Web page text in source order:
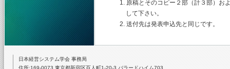
1. 原稿とそのコピー２部（計３部）お
して下さい。
2. 送付先は発表申込先と同じです。
日本経営システム学会 事務局
住所:169-0073 東京都新宿区百人町1-20-3 バラードハイム703